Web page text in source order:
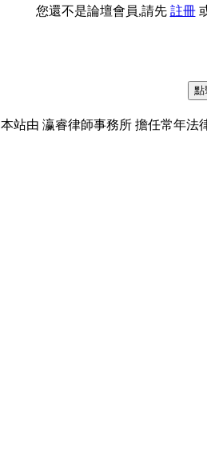
您還不是論壇會員,請先 註冊
本站由 瀛睿律師事務所 擔任常年法